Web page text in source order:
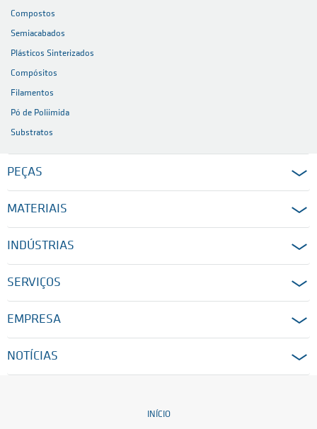
Compostos
Semiacabados
Plásticos Sinterizados
Compósitos
Filamentos
Pó de Poliimida
Substratos
PEÇAS
MATERIAIS
INDÚSTRIAS
SERVIÇOS
EMPRESA
NOTÍCIAS
INÍCIO